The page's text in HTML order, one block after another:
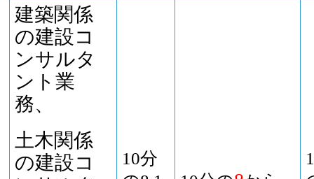
建築関係
の建設コ
ンサルタ
ント業
務、
土木関係
の建設コ
10分